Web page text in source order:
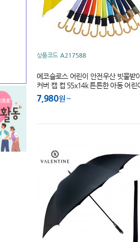
상품코드 A217588
에코슬로스 어린이 안전우산 빗물받이
커버 캡 컵 55x14k 튼튼한 아동 어린
초등학생 장우산
7,980원